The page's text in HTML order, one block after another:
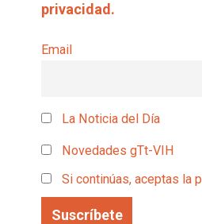
privacidad.
Email
La Noticia del Día
Novedades gTt-VIH
Si continúas, aceptas la